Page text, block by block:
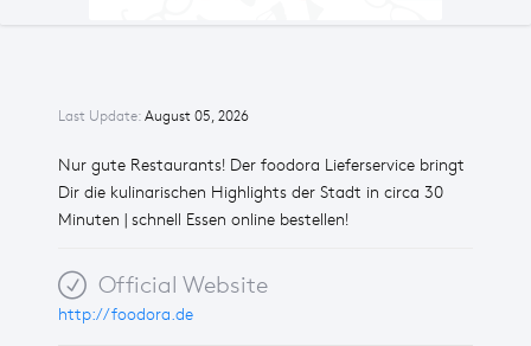
Last Update: August 05, 2026
Nur gute Restaurants! Der foodora Lieferservice bringt
Dir die kulinarischen Highlights der Stadt in circa 30
Minuten | schnell Essen online bestellen!
Official Website
http://foodora.de